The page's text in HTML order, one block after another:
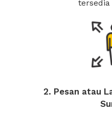
tersedia
2. Pesan atau